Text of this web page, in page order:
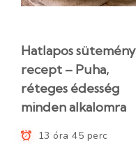
Hatlapos sütemény
recept – Puha,
réteges édesség
minden alkalomra
13 óra 45 perc